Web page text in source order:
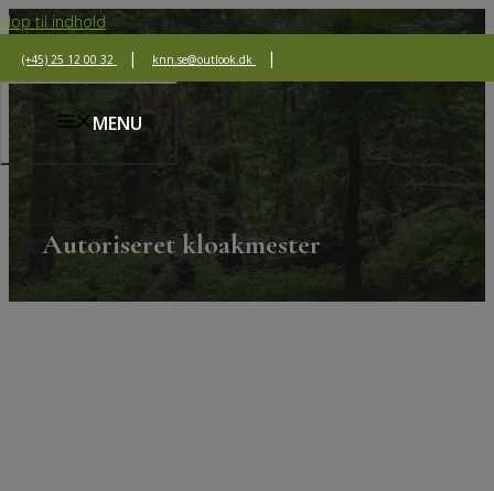
Hop til indhold
(+45) 25 12 00 32 | knn.se@outlook.dk |
MENU
Autoriseret kloakmester